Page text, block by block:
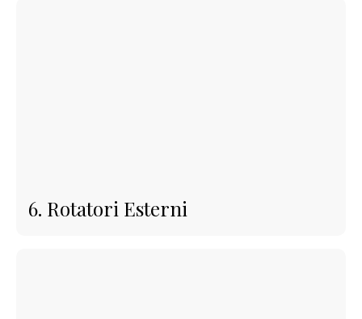
6. Rotatori Esterni